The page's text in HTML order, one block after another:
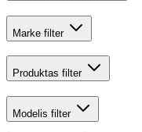
Marke filter
Produktas filter
Modelis filter